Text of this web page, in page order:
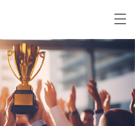
T
g
g
e
a
v